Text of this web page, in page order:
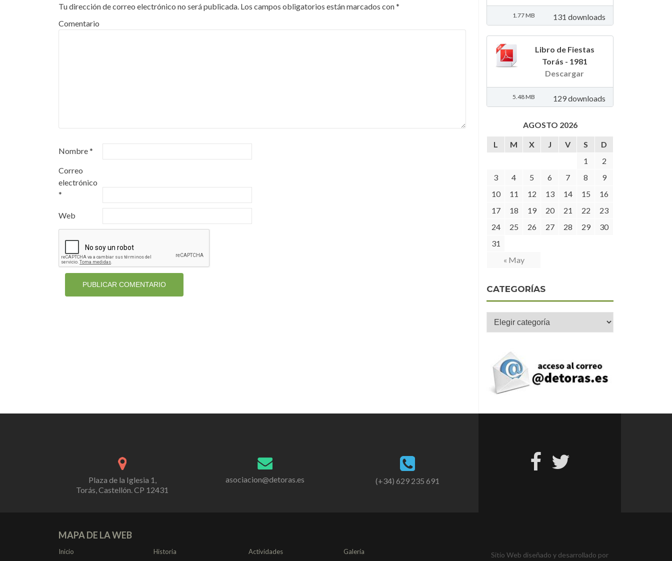
Tu dirección de correo electrónico no será publicada. Los campos obligatorios están marcados con*
Comentario
Nombre*
Correo
electrónico
*
Web
131 downloads
1.77 MB
Libro de Fiestas
Torás - 1981
Descargar
129 downloads
5.48 MB
AGOSTO 2026
L M X J V S D
« May
1
2
3
4 5 6 7 8
9
10
11 12 13 14 15
16
17
18 19 20 21 22
23
24
25 26 27 28 29
30
31
CATEGORÍAS
Categorías
Plaza de la Iglesia 1,
Torás, Castellón. CP 12431
asociacion@detoras.es (+34) 629 235 691
MAPA DE LA WEB
Inicio Historia Actividades Galería Sitio Web diseñado y desarrollado por